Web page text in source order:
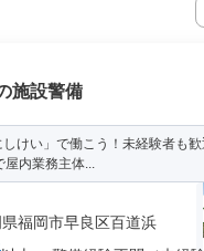
施設警備
けい」で働こう！未経験者も
屋内業務主体...
福岡市早良区百道浜